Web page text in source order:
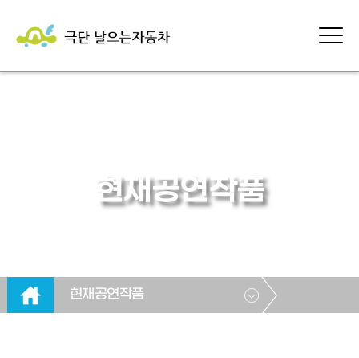
현재공연작품
현재공연작품